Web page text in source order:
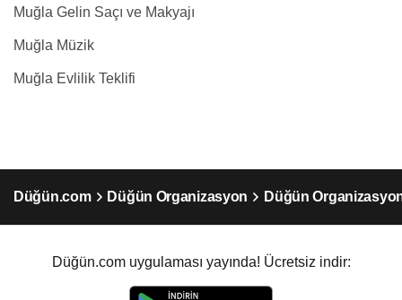
Muğla Gelin Saçı ve Makyajı
Muğla Müzik
Muğla Evlilik Teklifi
Düğün.com Düğün Organizasyon Düğün
Düğün.com uygulaması yayında! Ücretsiz indir: